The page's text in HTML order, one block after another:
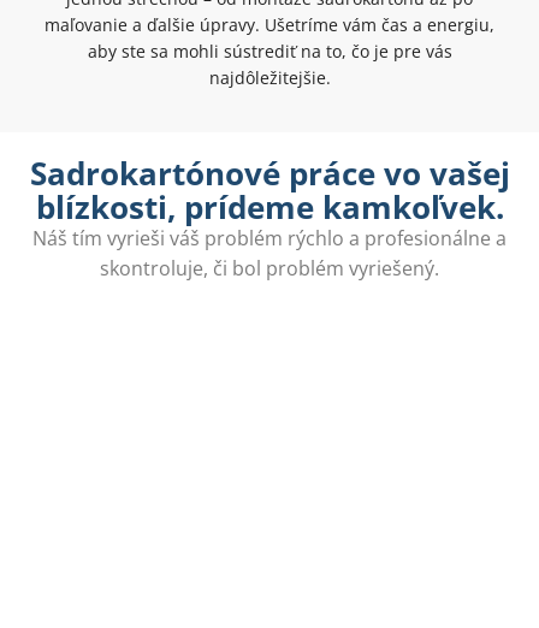
maľovanie a ďalšie úpravy. Ušetríme vám čas a energiu,
aby ste sa mohli sústrediť na to, čo je pre vás
najdôležitejšie.
Sadrokartónové práce vo vašej
blízkosti, prídeme kamkoľvek.
Náš tím vyrieši váš problém rýchlo a profesionálne a
skontroluje, či bol problém vyriešený.